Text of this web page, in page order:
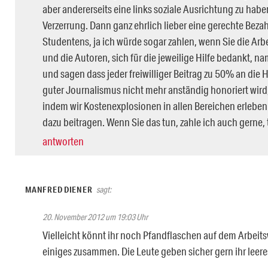
aber andererseits eine links soziale Ausrichtung zu
Verzerrung. Dann ganz ehrlich lieber eine gerechte
Studentens, ja ich würde sogar zahlen, wenn Sie die
und die Autoren, sich für die jeweilige Hilfe bedankt,
und sagen dass jeder freiwilliger Beitrag zu 50% an die
guter Journalismus nicht mehr anständig honoriert
indem wir Kostenexplosionen in allen Bereichen
dazu beitragen. Wenn Sie das tun, zahle ich auch
antworten
MANFRED DIENER sagt:
20. November 2012 um 19:03 Uhr
Vielleicht könnt ihr noch Pfandflaschen auf dem
einiges zusammen. Die Leute geben sicher gern ihr